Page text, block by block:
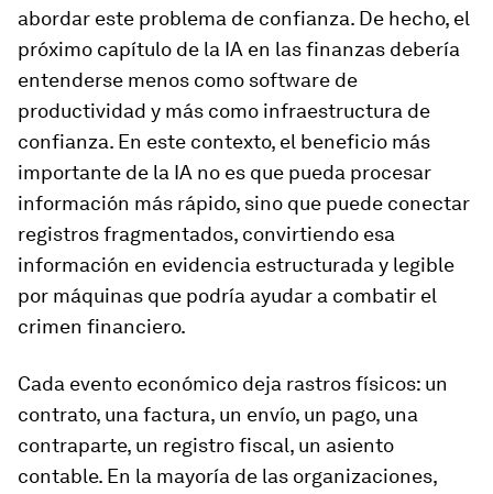
abordar este problema de confianza. De hecho, el
próximo capítulo de la IA en las finanzas debería
entenderse menos como software de
productividad y más como infraestructura de
confianza. En este contexto, el beneficio más
importante de la IA no es que pueda procesar
información más rápido, sino que puede conectar
registros fragmentados, convirtiendo esa
información en evidencia estructurada y legible
por máquinas que podría ayudar a combatir el
crimen financiero.
Cada evento económico deja rastros físicos: un
contrato, una factura, un envío, un pago, una
contraparte, un registro fiscal, un asiento
contable. En la mayoría de las organizaciones,